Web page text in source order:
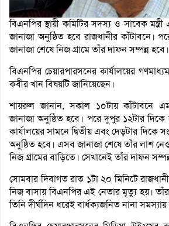
বিএনপির স্থায়ী কমিটির সদস্য ও সাবেক
জানাজা অনুষ্ঠিত হবে রাজধানীর কাঁটাবনে।
জানাজা শেষে নিজ গ্রামে তাঁর দাফন সম্পন্ন হবে।
বিএনপির চেয়ারপারসনের কার্যালয়ের
কবীর খান বিষয়টি জানিয়েছেন।
শায়রুল জানান, সকাল ১০টায় কাঁটাবনে
জানাজা অনুষ্ঠিত হবে। পরে দুপুর ১২টার দিকে
কার্যালয়ের সামনে দ্বিতীয় এবং দেড়টার
অনুষ্ঠিত হবে। এসব জানাজা শেষে তাঁর লাশ
নিজ গ্রামের বাড়িতে। সেখানেই তাঁর দাফন
সোমবার দিবাগত রাত ১টা ২০ মিনিটে
নিজ বাসায় বিএনপির এই নেতার মৃত্যু হয়।
তিনি দীর্ঘদিন ধরেই বার্ধক্যজনিত নানা